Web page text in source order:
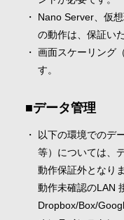
Nano Server、仮
の動作は、保証い
画面スケーリング
す。
データ管理
以下の環境でのデ
等）については、
動作保証外となりま
動作未確認のLAN
Dropbox/Box/